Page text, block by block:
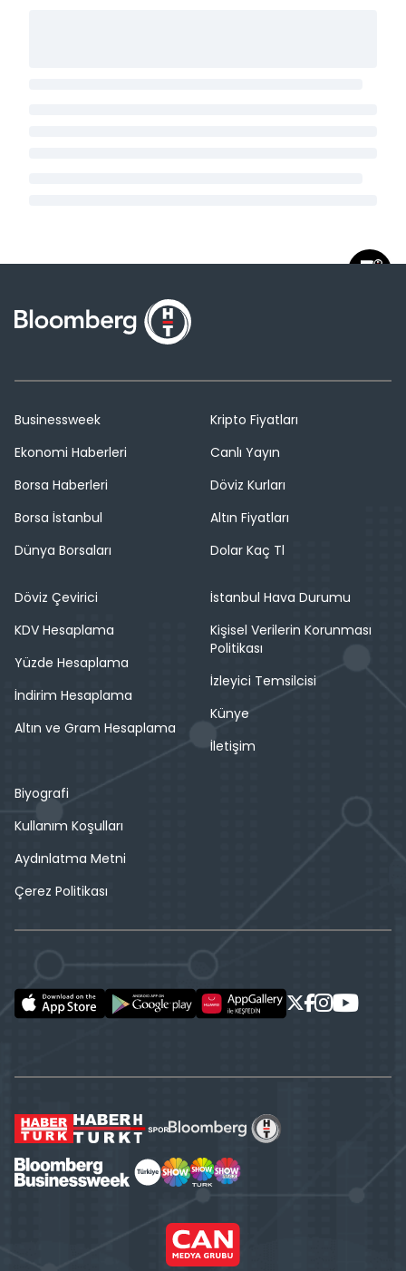
Businessweek
Ekonomi Haberleri
Borsa Haberleri
Borsa İstanbul
Dünya Borsaları
Kripto Fiyatları
Canlı Yayın
Döviz Kurları
Altın Fiyatları
Dolar Kaç Tl
Döviz Çevirici
KDV Hesaplama
Yüzde Hesaplama
İndirim Hesaplama
Altın ve Gram Hesaplama
İstanbul Hava Durumu
Kişisel Verilerin Korunması
Politikası
İzleyici Temsilcisi
Künye
İletişim
Biyografi
Kullanım Koşulları
Aydınlatma Metni
Çerez Politikası